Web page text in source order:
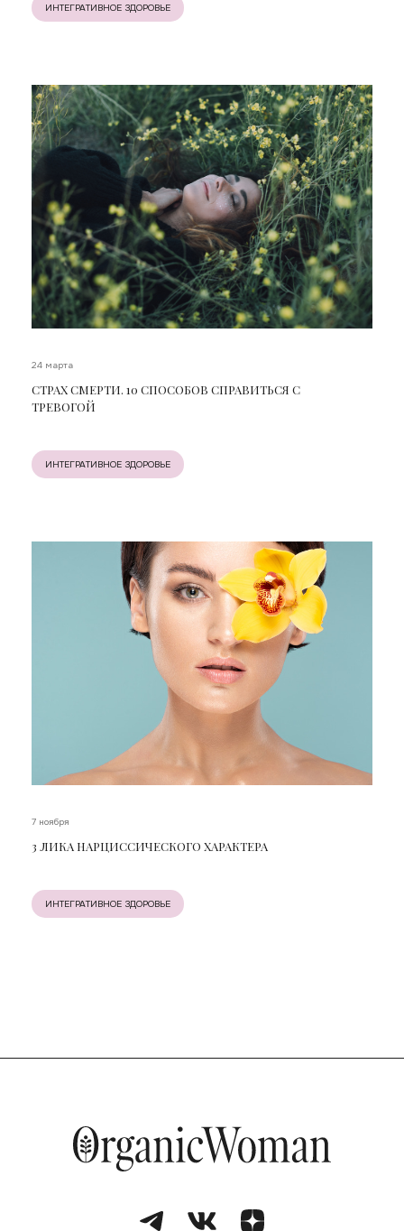
ИНТЕГРАТИВНОЕ ЗДОРОВЬЕ
24 марта
CТРАХ СМЕРТИ. 10 СПОСОБОВ СПРАВИТЬСЯ С
ТРЕВОГОЙ
ИНТЕГРАТИВНОЕ ЗДОРОВЬЕ
7 ноября
3 ЛИКА НАРЦИССИЧЕСКОГО ХАРАКТЕРА
ИНТЕГРАТИВНОЕ ЗДОРОВЬЕ